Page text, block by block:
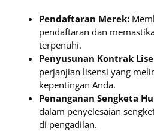
Pendaftaran Merek:
pendaftaran dan
terpenuhi.
Penyusunan Kontrak
perjanjian lisensi yang
kepentingan Anda.
Penanganan Sengketa
dalam penyelesaian
di pengadilan.